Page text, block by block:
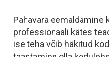
Pahavara eemaldamine
professionaali kätes
ise teha võib häkitud